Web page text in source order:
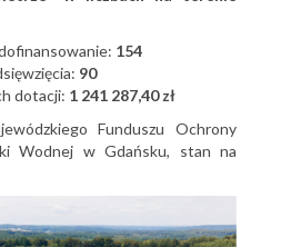
154
90
dotacji: 1 241 287,40 zł
Funduszu Ochrony
Wodnej w Gdańsku, stan na